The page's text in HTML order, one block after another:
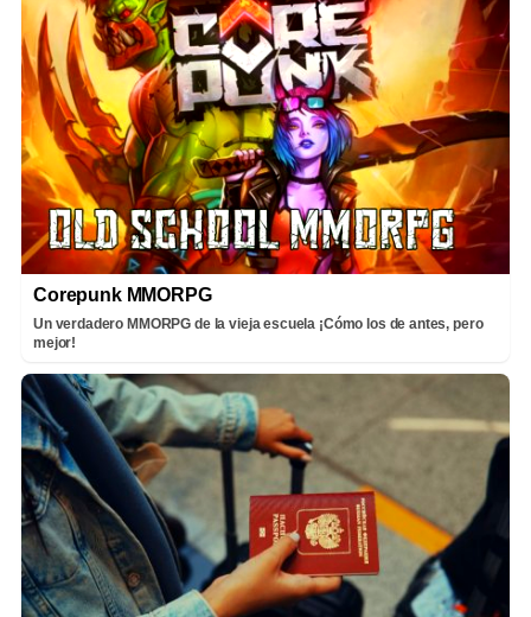
Corepunk MMORPG
Un verdadero MMORPG de la vieja escuela ¡Cómo los de antes, pero
mejor!